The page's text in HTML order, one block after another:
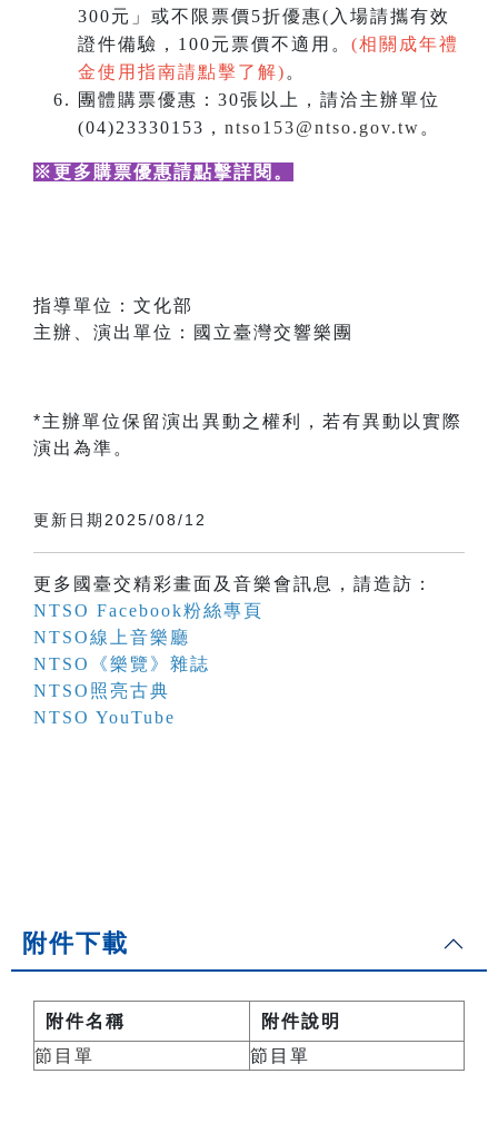
300元」或不限票價5折優惠(入場請攜有效
證件備驗，100元票價不適用。 (相關成年禮
金使用指南請點擊了解) 。
團體購票優惠：30張以上，請洽主辦單位
(04)23330153， ntso153@ntso.gov.tw 。
※更多購票優惠請點擊詳閱 。
指導單位：文化部
主辦、演出單位：國立臺灣交響樂團
*主辦單位保留演出異動之權利，若有異動以實際
演出為準。
更新日期2025/08/12
更多國臺交精彩畫面及音樂會訊息，請造訪：
NTSO Facebook粉絲專頁
NTSO線上音樂廳
NTSO《樂覽》雜誌
NTSO照亮古典
NTSO YouTube
附件下載
附件名稱
附件說明
節目單
節目單